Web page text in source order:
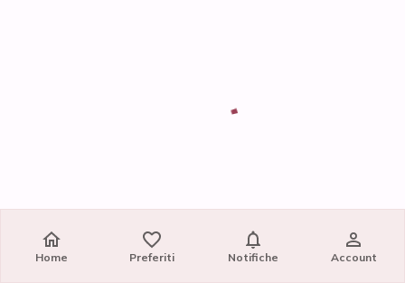
Home Preferiti Notifiche Account